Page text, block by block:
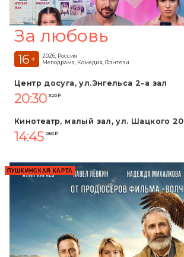
За любовь
16 +
2026, Россия
Мелодрама, Комедия, Фэнтези
Центр досуга, ул.Энгельса 2-а зал
20:30 320 ₽
Кинотеатр, малый зал, ул. Шацкого 20
14:45 280 ₽
ПУШКИНСКАЯ КАРТА